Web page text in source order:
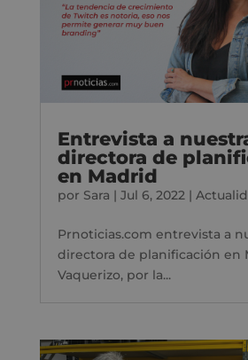
Entrevista a
directora de
en Madrid
por Sara | Jul 6, 2022|
Prnoticias.com entrevista a
directora de planificación en
Vaquerizo, por la...